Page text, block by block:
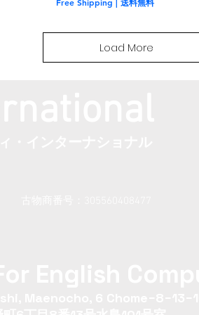
Free Shipping | 送料無料
Load More